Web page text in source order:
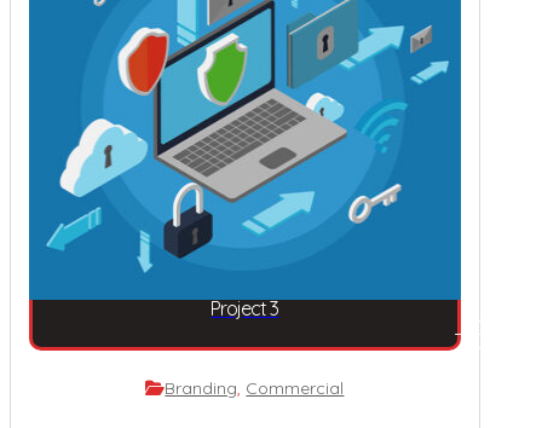
Project 3
Branding, Commercial